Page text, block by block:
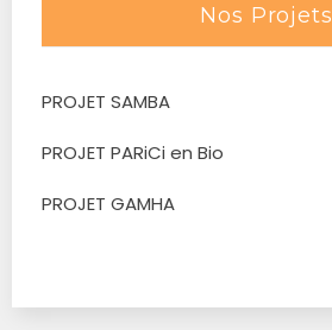
Nos Projets
PROJET SAMBA
PROJET PARiCi en Bio
PROJET GAMHA